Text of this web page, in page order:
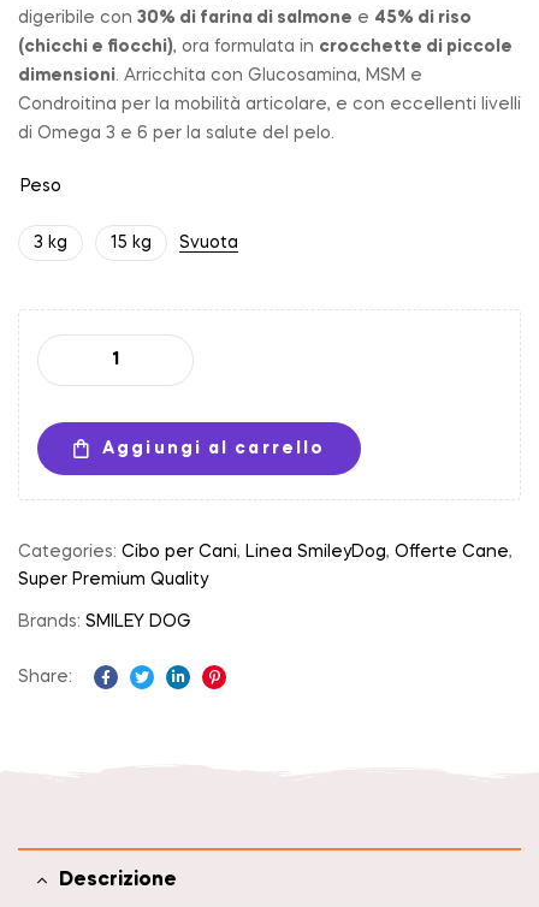
digeribile con 30% di farina di salmone e 45% di riso
(chicchi e fiocchi), ora formulata in crocchette di piccole
dimensioni . Arricchita con Glucosamina, MSM e
Condroitina per la mobilità articolare, e con eccellenti livelli
di Omega 3 e 6 per la salute del pelo.
Peso
3 kg 15 kg Svuota
Aggiungi al carrello
Categories: Cibo per Cani, Linea SmileyDog, Offerte Cane,
Super Premium Quality
Brands: SMILEY DOG
Share:
Descrizione